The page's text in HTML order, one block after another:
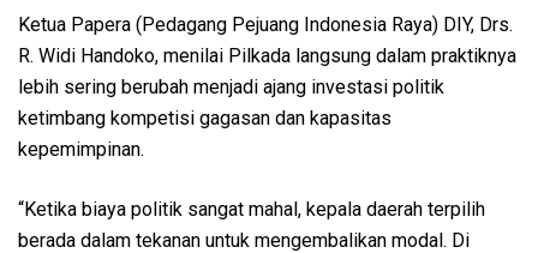
Ketua Papera (Pedagang Pejuang Indonesia Raya) DIY, Drs.
R. Widi Handoko, menilai Pilkada langsung dalam praktiknya
lebih sering berubah menjadi ajang investasi politik
ketimbang kompetisi gagasan dan kapasitas
kepemimpinan.
“Ketika biaya politik sangat mahal, kepala daerah terpilih
berada dalam tekanan untuk mengembalikan modal. Di